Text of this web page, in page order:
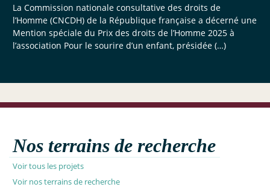
La Commission nationale consultative des droits de
l’Homme (CNCDH) de la République française a décerné une
Mention spéciale du Prix des droits de l’Homme 2025 à
l’association Pour le sourire d’un enfant, présidée (…)
Nos terrains de recherche
Voir tous les projets
Voir nos terrains de recherche